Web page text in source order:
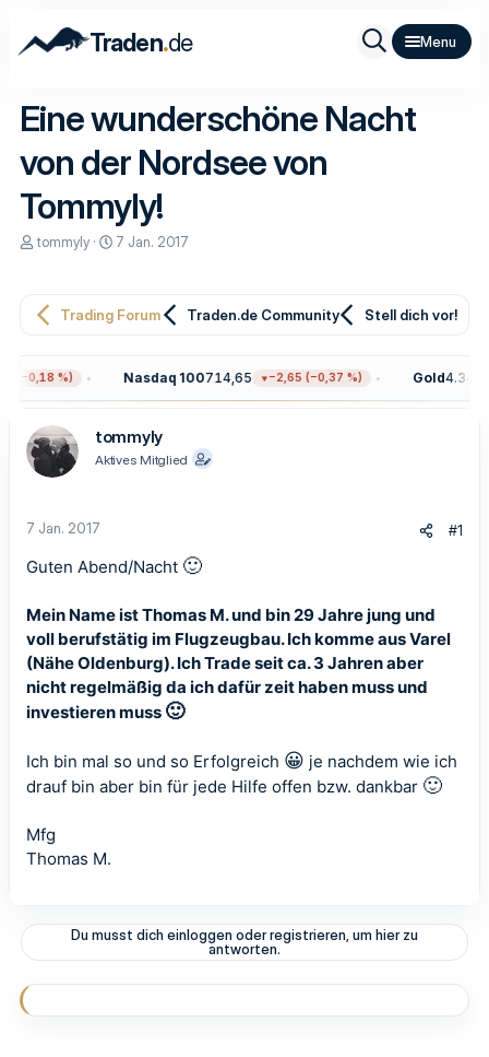
Traden.de
Eine wunderschöne Nacht
von der Nordsee von
Tommyly!
E
e
r
tommyly
E
e
m
7 Jan. 2017
Trading Forum Traden.de Community Stell dich vor!
(−0,18 %) Nasdaq 100714,65 −2,65 (−0,37 %) Gold
tommyly
Aktives Mitglied
7 Jan. 2017 #1
Guten Abend/Nacht 🙂
Mein Name ist Thomas M. und bin 29 Jahre jung und
voll berufstätig im Flugzeugbau. Ich komme aus Varel
(Nähe Oldenburg). Ich Trade seit ca. 3 Jahren aber
nicht regelmäßig da ich dafür zeit haben muss und
investieren muss 🙂
Ich bin mal so und so Erfolgreich 😀 je nachdem wie ich
drauf bin aber bin für jede Hilfe offen bzw. dankbar 🙂
Mfg
Thomas M.
Du musst dich einloggen oder registrieren, um hier zu
antworten.